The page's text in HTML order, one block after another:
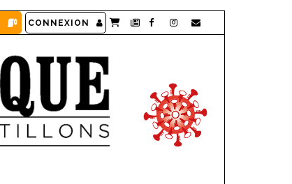
CONNEXION